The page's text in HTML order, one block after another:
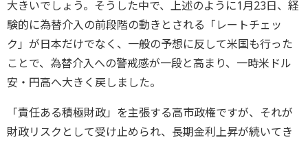
大きいでしょう。そうした中で、上述のように1月23日、経
験的に為替介入の前段階の動きとされる「レートチェッ
ク」が日本だけでなく、一般の予想に反して米国も行った
ことで、為替介入への警戒感が一段と高まり、一時米ドル
安・円高へ大きく戻しました。
「責任ある積極財政」を主張する高市政権ですが、それが
財政リスクとして受け止められ、長期金利上昇が続いてき